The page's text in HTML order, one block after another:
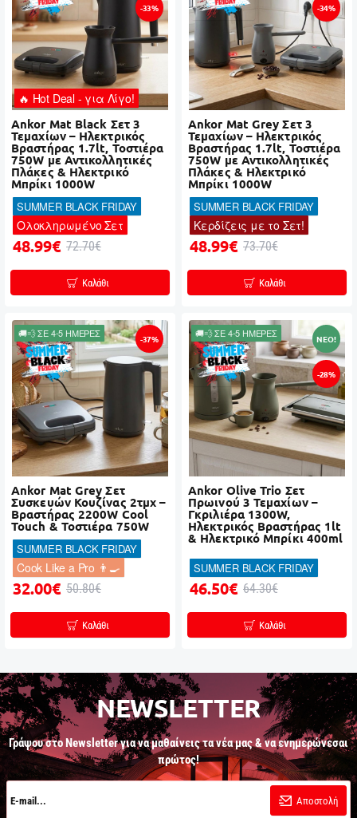
🔥 Hot Deal - για Λίγο!
-33%
Ankor Mat Black Σετ 3
Τεμαχίων – Ηλεκτρικός
Βραστήρας 1.7lt, Τοστιέρα
750W με Αντικολλητικές
Πλάκες & Ηλεκτρικό
Μπρίκι 1000W
SUMMER BLACK FRIDAY
Ολοκληρωμένο Σετ
48.99€ 72.70€
Καλάθι
-34%
Ankor Mat Grey Σετ 3
Τεμαχίων – Ηλεκτρικός
Βραστήρας 1.7lt, Τοστιέρα
750W με Αντικολλητικές
Πλάκες & Ηλεκτρικό
Μπρίκι 1000W
SUMMER BLACK FRIDAY
Κερδίζεις με το Σετ!
48.99€ 73.70€
Καλάθι
🚚💨 ΣΕ 4-5 ΗΜΕΡΕΣ -37%
Ankor Mat Grey Σετ
Συσκευών Κουζίνας 2τμχ –
Βραστήρας 2200W Cool
Touch & Τοστιέρα 750W
SUMMER BLACK FRIDAY
Cook Like a Pro 👨‍🍳
32.00€ 50.80€
Καλάθι
NEO!
🚚💨 ΣΕ 4-5 ΗΜΕΡΕΣ
-28%
Ankor Olive Trio Σετ
Πρωινού 3 Τεμαχίων –
Γκριλιέρα 1300W,
Ηλεκτρικός Βραστήρας 1lt
& Ηλεκτρικό Μπρίκι 400ml
SUMMER BLACK FRIDAY
46.50€ 64.30€
Καλάθι
NEWSLETTER
Γράψου στο Newsletter για να μαθαίνεις τα νέα μας & να ενημερώνεσαι
πρώτος!
mail...
Αποστολή